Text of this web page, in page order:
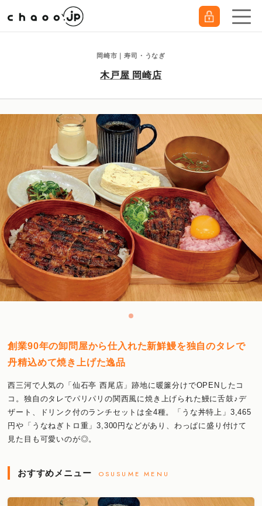
岡崎市｜寿司・うなぎ
木戸屋 岡崎店
創業90年の卸問屋から仕入れた新鮮鰻を独自のタレで
丹精込めて焼き上げた逸品
西三河で人気の「仙石亭 西尾店」跡地に暖簾分けでOPENしたコ
コ。独自のタレでパリパリの関西風に焼き上げられた鰻に舌鼓♪デ
ザート、ドリンク付のランチセットは全4種。「うな丼特上」3,465
円や「うなねぎトロ重」3,300円などがあり、わっぱに盛り付けて
見た目も可愛いのが◎。
おすすめメニュー OSUSUME MENU